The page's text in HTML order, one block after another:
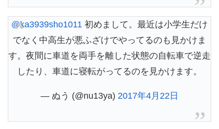
@ka3939sho1011 初めまして。最近は小学生だけ
でなく中高生が悪ふざけでやってるのも見かけま
す。夜間に車道を両手を離した状態の自転車で逆走
したり、車道に寝転がってるのを見かけます。
— ぬう (@nu13ya) 2017年4月22日